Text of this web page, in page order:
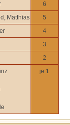
6
Matthias
5
4
3
2
je 1